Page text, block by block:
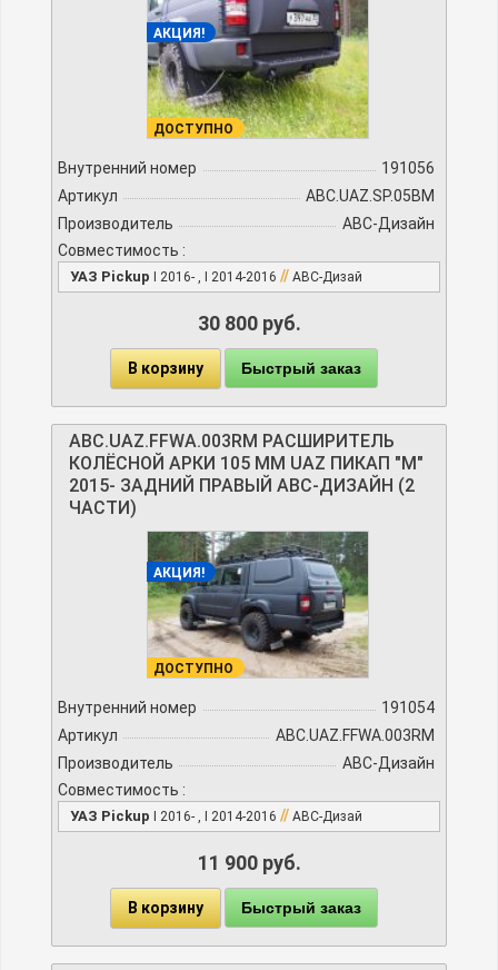
АКЦИЯ!
ДОСТУПНО
Внутренний номер
191056
Артикул
ABC.UAZ.SP.05BМ
Производитель
АВС-Дизайн
Совместимость :
УАЗ Pickup I 2016- , I 2014-2016 // АВС-Дизай
30 800 руб.
В корзину Быстрый заказ
ABC.UAZ.FFWA.003RM РАСШИРИТЕЛЬ
КОЛЁСНОЙ АРКИ 105 ММ UAZ ПИКАП "М"
2015- ЗАДНИЙ ПРАВЫЙ АВС-ДИЗАЙН (2
ЧАСТИ)
АКЦИЯ!
ДОСТУПНО
Внутренний номер
191054
Артикул
ABC.UAZ.FFWA.003RM
Производитель
АВС-Дизайн
Совместимость :
УАЗ Pickup I 2016- , I 2014-2016 // АВС-Дизай
11 900 руб.
В корзину Быстрый заказ